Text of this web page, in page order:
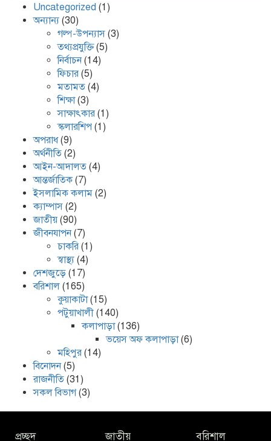
Uncategorized (1)
অন্যান্য (30)
গল্প-উপন্যাস (3)
তথ্যপ্রযুক্তি(5)
নির্বাচন(14)
ফিচার (5)
মতামত (4)
শিক্ষা(3)
সাক্ষাৎকার (1)
স্কলারশিপ (1)
অপরাধ(9)
অর্থনীতি (2)
আইন-আদালত (4)
আন্তর্জাতিক(7)
ইসলামিক কলাম (2)
ক্যাম্পাস (2)
জাতীয়(90)
জীবনযাপন(7)
চাকরি (1)
স্বাস্থ্য (4)
দেশজুড়ে (17)
বরিশাল (165)
কুয়াকাটা(15)
পটুয়াখালী (140)
কলাপাড়া(136)
ভয়েস অফ কলাপাড়া(6)
মহিপুর (14)
বিনোদন(5)
রাজনীতি (31)
সকল বিভাগ(3)
প্রচ্ছদ জাতীয় বরিশাল